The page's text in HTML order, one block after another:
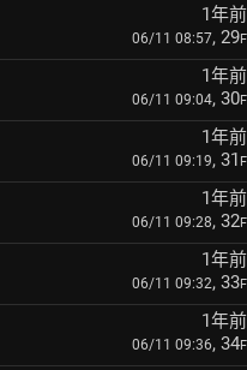
1年前
06/11 08:57, 29F
1年前
06/11 09:04, 30F
1年前
06/11 09:19, 31 F
1年前
06/11 09:28, 32F
1年前
06/11 09:32, 33F
1年前
06/11 09:36, 34F